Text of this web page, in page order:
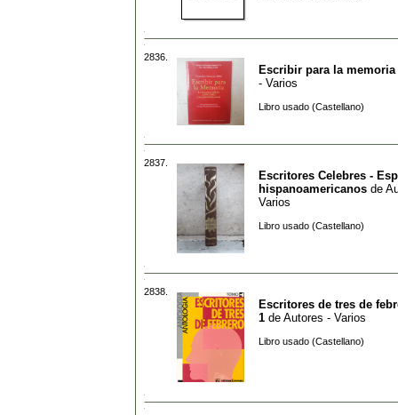
2836.
Escribir para la memoria
- Varios
Libro usado (Castellano)
2837.
Escritores Celebres -
hispanoamericanos de
Varios
Libro usado (Castellano)
2838.
Escritores de tres de
1 de Autores - Varios
Libro usado (Castellano)